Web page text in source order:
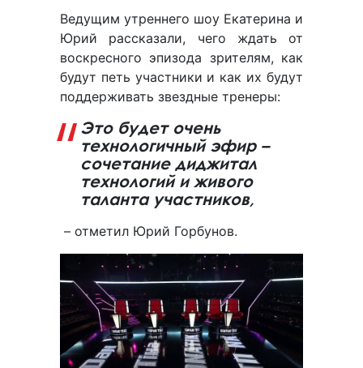
Ведущим утреннего шоу Екатерина и
Юрий рассказали, чего ждать от
воскресного эпизода зрителям, как
будут петь участники и как их будут
поддерживать звездные тренеры:
Это будет очень
технологичный эфир –
сочетание диджитал
технологий и живого
таланта участников,
– отметил Юрий Горбунов.